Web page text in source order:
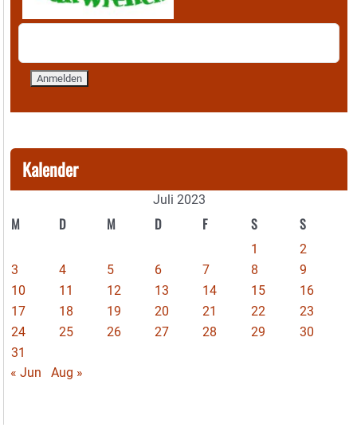
Kalender
Juli 2023
M D M D F S S
1
2
3
4 5 6 7 8
9
10
11 12 13 14 15
16
17
18 19 20 21 22
23
24
25 26 27 28 29
30
31
« Jun
Aug »